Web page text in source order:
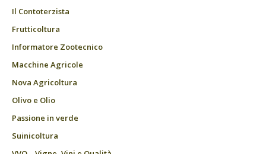
Il Contoterzista
Frutticoltura
Informatore Zootecnico
Macchine Agricole
Nova Agricoltura
Olivo e Olio
Passione in verde
Suinicoltura